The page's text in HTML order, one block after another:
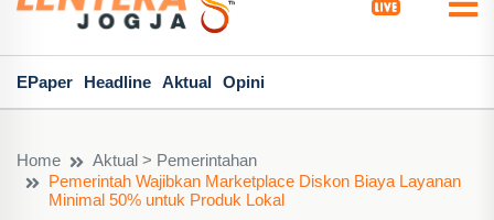
EPaper Headline Aktual Opini
Home
Aktual > Pemerintahan
Pemerintah Wajibkan Marketplace Diskon Biaya Layanan
Minimal 50% untuk Produk Lokal